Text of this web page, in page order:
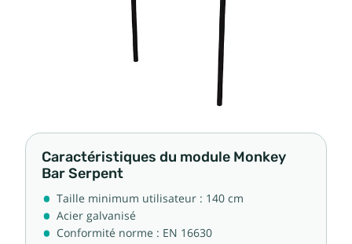
Caractéristiques du module Monkey
Bar Serpent
Taille minimum utilisateur : 140 cm
Acier galvanisé
Conformité norme : EN 16630